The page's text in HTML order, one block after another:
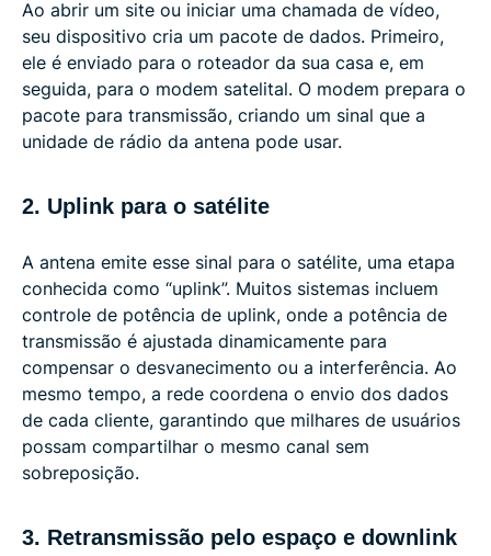
Ao abrir um site ou iniciar uma chamada de vídeo,
seu dispositivo cria um pacote de dados. Primeiro,
ele é enviado para o roteador da sua casa e, em
seguida, para o modem satelital. O modem prepara o
pacote para transmissão, criando um sinal que a
unidade de rádio da antena pode usar.
2. Uplink para o satélite
A antena emite esse sinal para o satélite, uma etapa
conhecida como “uplink”. Muitos sistemas incluem
controle de potência de uplink, onde a potência de
transmissão é ajustada dinamicamente para
compensar o desvanecimento ou a interferência. Ao
mesmo tempo, a rede coordena o envio dos dados
de cada cliente, garantindo que milhares de usuários
possam compartilhar o mesmo canal sem
sobreposição.
3. Retransmissão pelo espaço e downlink